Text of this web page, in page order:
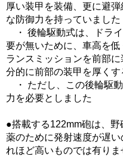
厚い装甲を装備、更に避
な防御力を持っていました
・ 後輪駆動式は、ドラ
要が無いために、車高を
ランスミッションを前部
分的に前部の装甲を厚く
・ ただし、この後輪駆
力を必要としました
●搭載する122mm砲は、
薬のために発射速度が遅
れほど高いものでは有り